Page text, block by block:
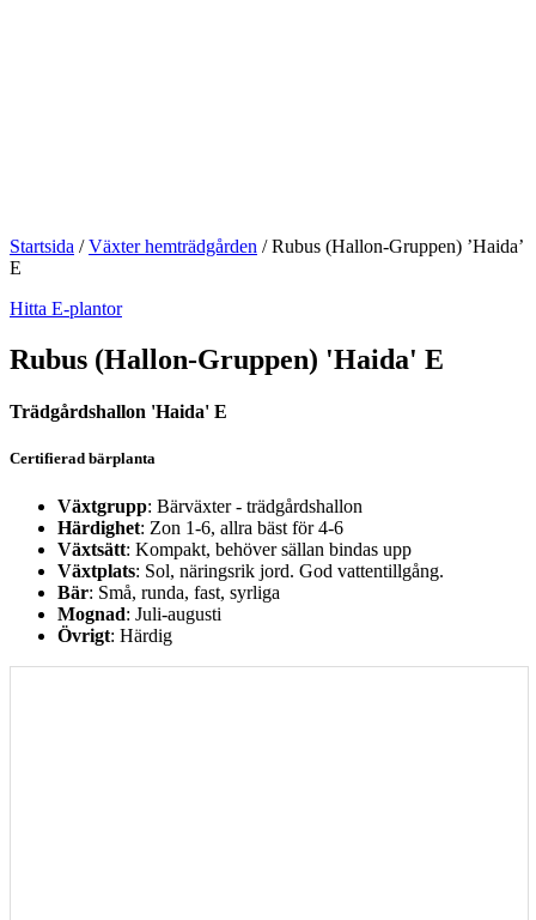
Startsida /Växter hemträdgården /Rubus (Hallon-Gruppen) ’Haida’
E
Hitta E-plantor
Rubus (Hallon-Gruppen) 'Haida' E
Trädgårdshallon 'Haida' E
Certifierad bärplanta
Växtgrupp: Bärväxter - trädgårdshallon
Härdighet: Zon 1-6, allra bäst för 4-6
Växtsätt: Kompakt, behöver sällan bindas upp
Växtplats: Sol, näringsrik jord. God vattentillgång.
Bär: Små, runda, fast, syrliga
Mognad: Juli-augusti
Övrigt: Härdig